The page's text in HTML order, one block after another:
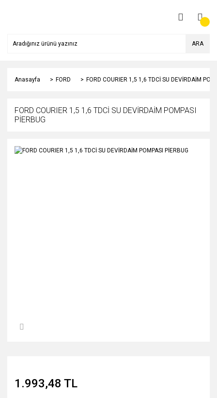
ARA
Anasayfa FORD FORD COURIER 1,5 1,6 TDCİ SU DEVİRDAİM
FORD COURIER 1,5 1,6 TDCİ SU DEVİRDAİM POMPASI
PİERBUG
1.993,48 TL